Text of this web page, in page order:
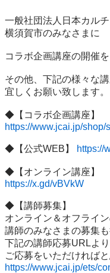
一般社団法人日本カルチ
横須賀市のみなさまに
コラボ企画講座の開催を
その他、下記の様々な
宜しくお願い致します。
https://www.jcai.jp/
◆【公式WEB】 https://
https://x.gd/vBVkW
◆【講師募集】
オンライン＆オフライ
講師のみなさまの募集も
下記の講師応募URLより
https://www.jcai.jp/ets/